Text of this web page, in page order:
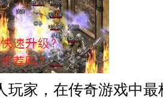
玩家，在传奇游戏中最